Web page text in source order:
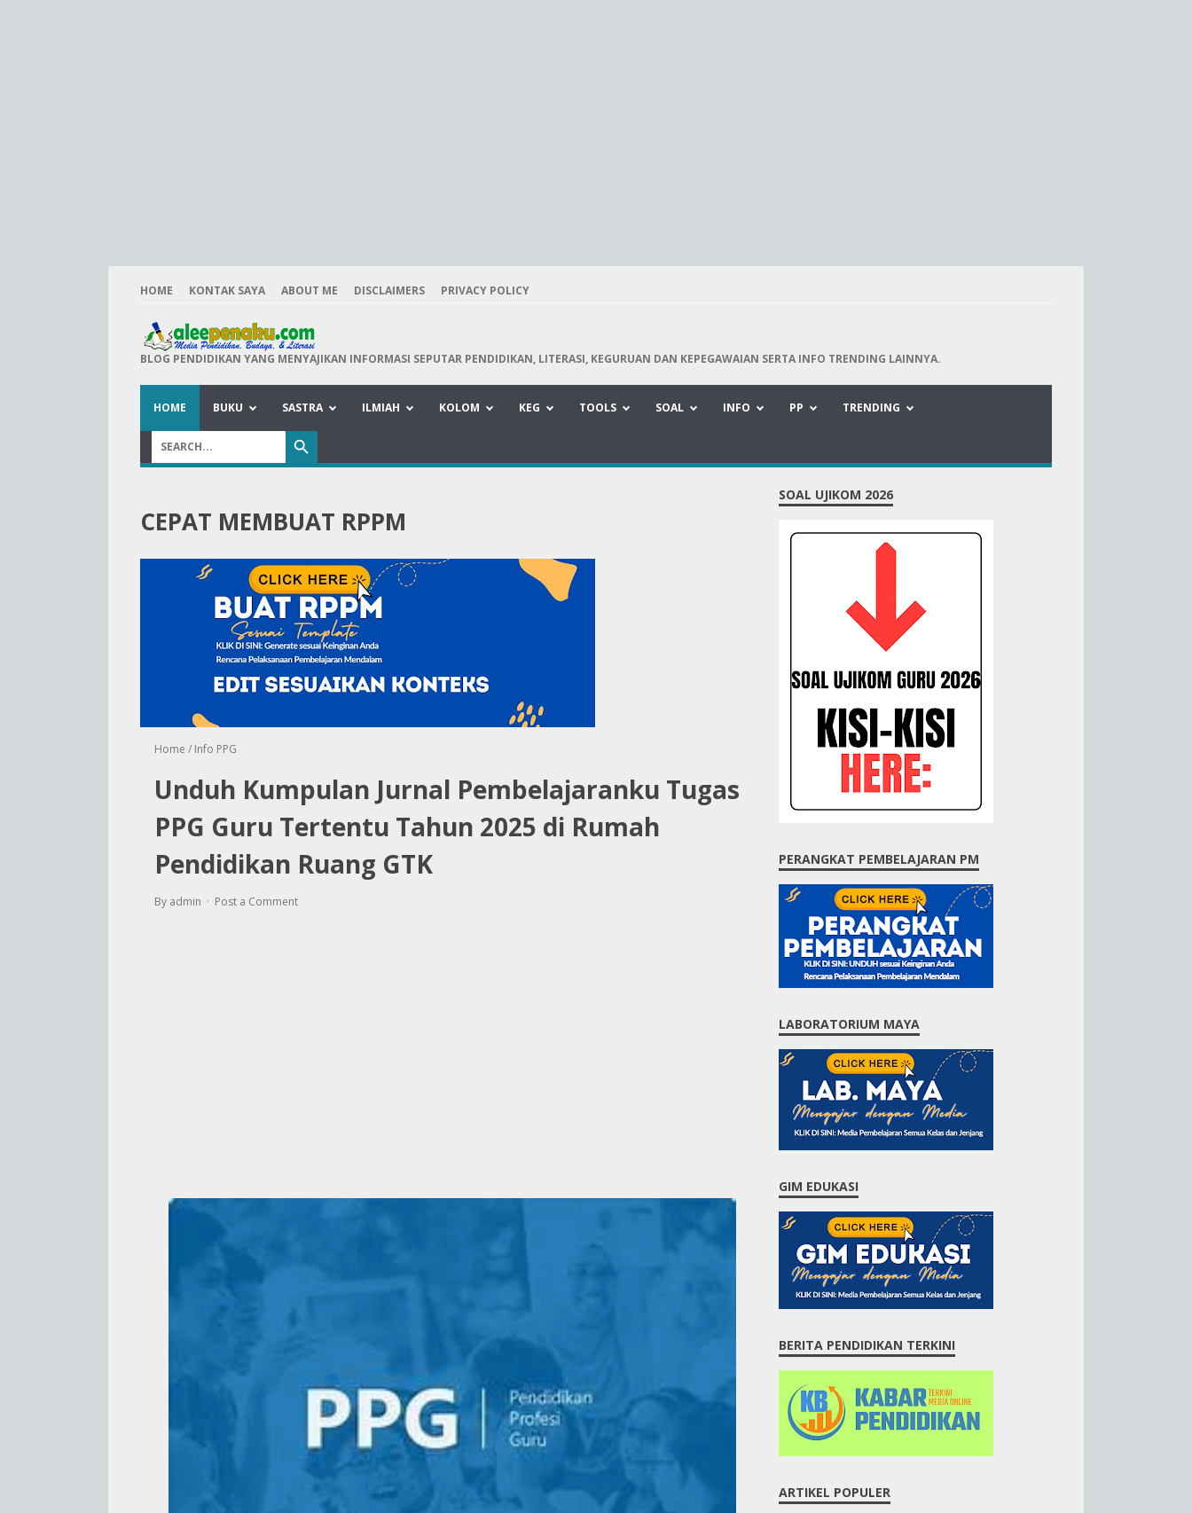
HOME KONTAK SAYA ABOUT ME DISCLAIMERS PRIVACY POLICY
BLOG PENDIDIKAN YANG MENYAJIKAN INFORMASI SEPUTAR PENDIDIKAN, LITERASI, KEGURUAN DAN KEPEGAWAIAN SERTA INFO TRENDING LAINNYA.
HOME BUKU SASTRA ILMIAH KOLOM KEG TOOLS SOAL INFO PP TRENDING
CEPAT MEMBUAT RPPM
Home / Info PPG
Unduh Kumpulan Jurnal Pembelajaranku Tugas
PPG Guru Tertentu Tahun 2025 di Rumah
Pendidikan Ruang GTK
By admin Post a Comment
SOAL UJIKOM 2026
PERANGKAT PEMBELAJARAN PM
LABORATORIUM MAYA
GIM EDUKASI
BERITA PENDIDIKAN TERKINI
ARTIKEL POPULER